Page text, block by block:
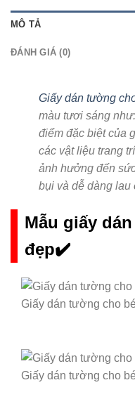
MÔ TẢ
ĐÁNH GIÁ (0)
Giấy dán tường
màu tươi sáng
điểm đặc biệt của
các vật liệu trang
ảnh hưởng đến
bụi và dễ dàng lau
Mẫu giấy
đẹp✔️
Giấy dán tường cho
Giấy dán tường cho